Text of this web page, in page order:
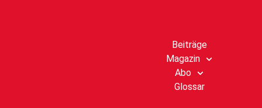
Beiträge
Magazin
Abo
Glossar